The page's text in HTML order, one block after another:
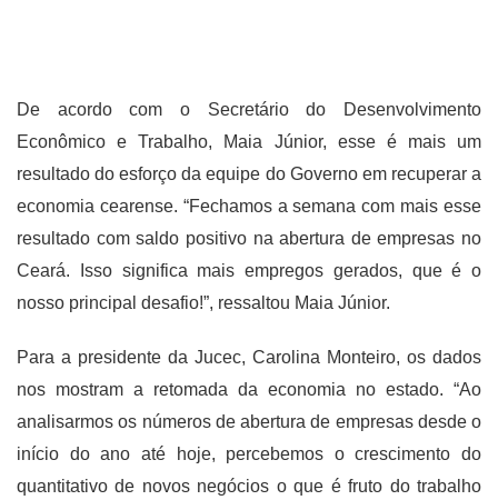
De acordo com o Secretário do Desenvolvimento
Econômico e Trabalho, Maia Júnior, esse é mais um
resultado do esforço da equipe do Governo em recuperar a
economia cearense. “Fechamos a semana com mais esse
resultado com saldo positivo na abertura de empresas no
Ceará. Isso significa mais empregos gerados, que é o
nosso principal desafio!”, ressaltou Maia Júnior.
Para a presidente da Jucec, Carolina Monteiro, os dados
nos mostram a retomada da economia no estado. “Ao
analisarmos os números de abertura de empresas desde o
início do ano até hoje, percebemos o crescimento do
quantitativo de novos negócios o que é fruto do trabalho